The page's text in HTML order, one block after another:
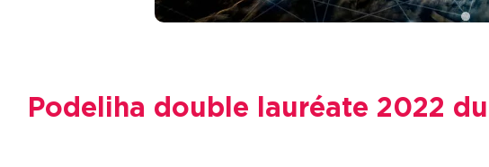
Podeliha double lauréate 2022